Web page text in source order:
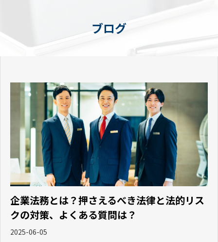
ブログ
企業法務とは？押さえるべき法律と法的リス
クの対策、よくある質問は？
2025-06-05